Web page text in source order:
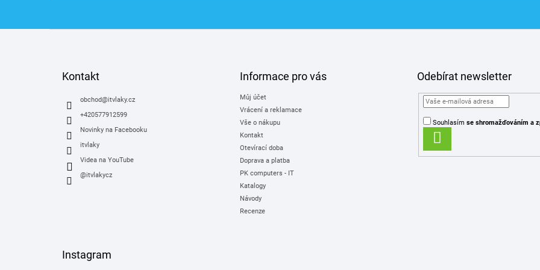
Kontakt
obchod@itvlaky.cz
+420577912599
Novinky na Facebooku
itvlaky
Videa na YouTube
@itvlakycz
Informace pro vás
Můj účet
Vrácení a reklamace
Vše o nákupu
Kontakt
Otevírací doba
Doprava a platba
PK computers - IT
Katalogy
Návody
Recenze
Odebírat newsletter
Souhlasím se shromažďováním a
SE
Instagram